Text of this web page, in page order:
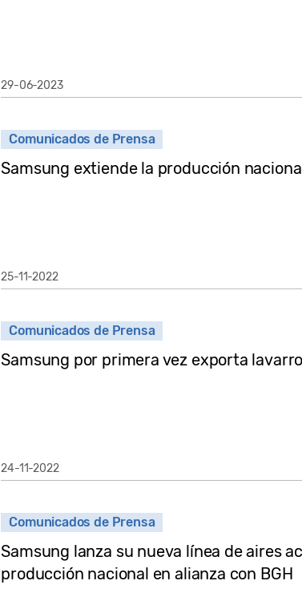
29-06-2023
Comunicados de Prensa
Samsung extiende la producción
25-11-2022
Comunicados de Prensa
Samsung por primera vez exporta
24-11-2022
Comunicados de Prensa
Samsung lanza su nueva línea de aires
producción nacional en alianza con BGH